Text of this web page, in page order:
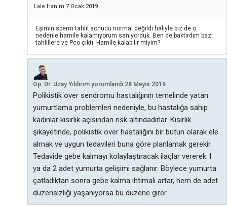
Lale Hanım 7 Ocak 2019
Eşimin sperm tahlil sonucu normal değildi haliyle biz de o
nedenle hamile kalamıyorum sanıyorduk. Ben de baktırdım bazı
tahlillere ve Pco çıktı. Hamile kalabilir miyim?
Op. Dr. Uzay Yıldırım yorumlandı 28 Mayıs 2019
Polikistik over sendromu hastalığının temelinde yatan
yumurtlama problemleri nedeniyle, bu hastalığa sahip
kadınlar kısırlık açısından risk altındadırlar. Kısırlık
şikayetinde, polikistik over hastalığını bir bütün olarak ele
almak ve uygun tedavileri buna göre planlamak gerekir.
Tedavide gebe kalmayı kolaylaştıracak ilaçlar vererek 1
ya da 2 adet yumurta gelişimi sağlanır. Böylece yumurta
çatladıktan sonra gebe kalma ihtimali artar, hem de adet
düzensizliği yaşanıyorsa bu düzene girer.